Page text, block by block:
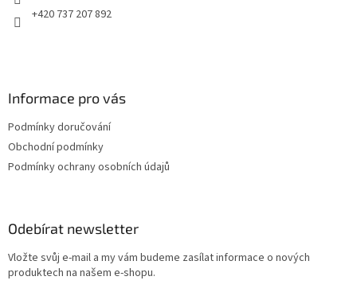
+420 737 207 892
Informace pro vás
Podmínky doručování
Obchodní podmínky
Podmínky ochrany osobních údajů
Odebírat newsletter
Vložte svůj e-mail a my vám budeme zasílat informace o nových
produktech na našem e-shopu.